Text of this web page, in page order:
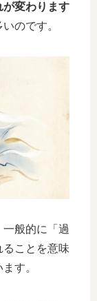
が変わります
のです。
般的に「過
ことを意味
す。